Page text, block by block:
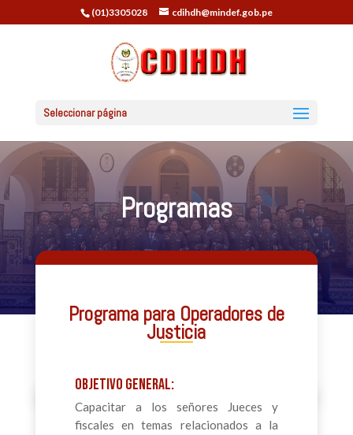
(01)3305028 cdihdh@mindef.gob.pe
Seleccionar página
Programas
Programa para Operadores de
Justicia
OBJETIVO GENERAL:
Capacitar a los señores Jueces y
fiscales en temas relacionados a la